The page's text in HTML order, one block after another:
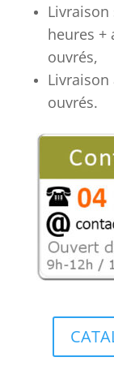
confortables
en
pieds
chromés,
Mode
heures +
ouvrés,
Livraison
ouvrés.